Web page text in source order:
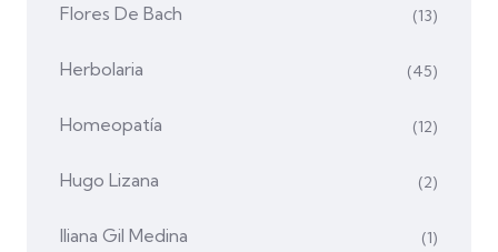
Flores De Bach (13)
Herbolaria (45)
Homeopatía (12)
Hugo Lizana (2)
Iliana Gil Medina (1)